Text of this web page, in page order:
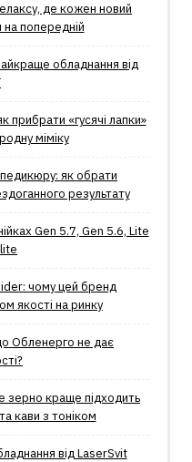
де кожен новий
попередній
обладнання від
прибрати «гусячі лапки»
міміку
як обрати
результату
Gen 5.7, Gen 5.6, Lite
чому цей бренд
якості на ринку
Обленерго не дає
зерно краще підходить
кави з тоніком
від LaserSvit